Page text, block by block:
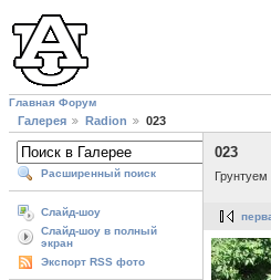
Главная Форум
Галерея Radion 023
Расширенный поиск
Слайд-шоу
Слайд-шоу в полный
экран
Экспорт RSS фото
023
Грунтуем